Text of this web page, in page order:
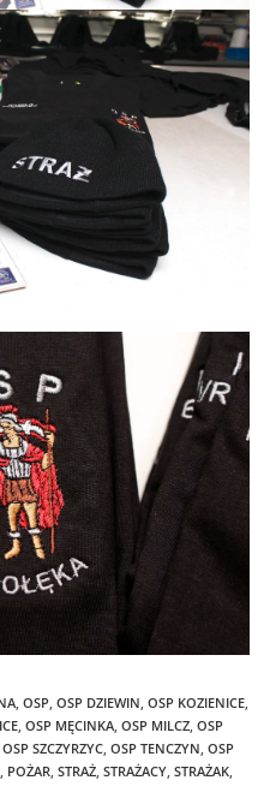
OSP OSP DZIEWIN OSP KOZIENICE
OSP MĘCINKA OSP MILCZ OSP
OSP SZCZYRZYC OSP TENCZYN OSP
POŻAR STRAŻ STRAŻACY STRAŻAK